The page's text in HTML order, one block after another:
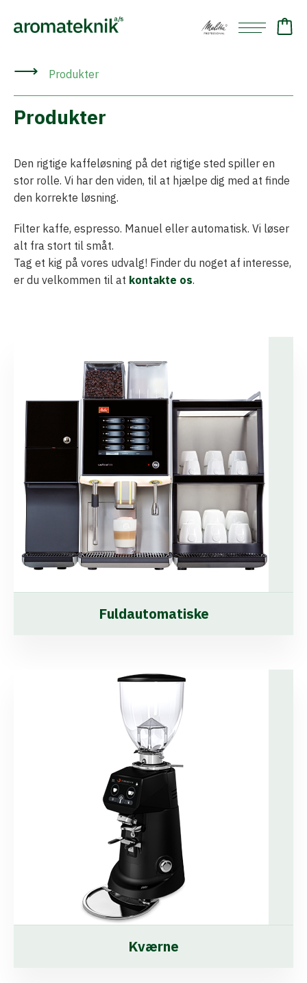
⟶ Produkter
Produkter
Den rigtige kaffeløsning på det rigtige sted spiller en
stor rolle. Vi har den viden, til at hjælpe dig med at finde
den korrekte løsning.
Filter kaffe, espresso. Manuel eller automatisk. Vi løser
alt fra stort til småt.
Tag et kig på vores udvalg! Finder du noget af interesse,
er du velkommen til at kontakte os.
Fuldautomatiske
Kværne